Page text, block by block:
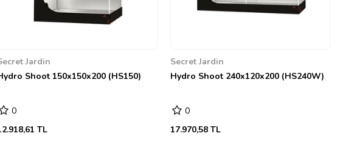
Jardin
Shoot 150x150x200 (HS150)
0
TL
Secret Jardin
Hydro Shoot 240x120x200 (HS240W)
0
17.970,58 TL